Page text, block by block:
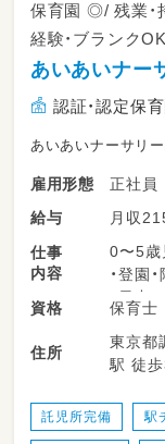
保育園 ◎/ 残業・
経験・ブランクOK
あいあいナー
認証・認定保
あいあいナーサリ
雇用形態
正社員
給与
月収
仕事
内容
0〜5歳
・登園
・日
・食事
サポー
・季節
・お部
な環境
資格 保育士
住所
東京都調
駅 徒
託児所完備 駅